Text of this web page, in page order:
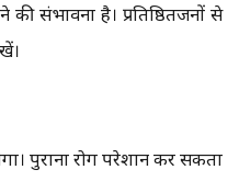
की संभावना है। प्रतिष्ठितजनों से
पुराना रोग परेशान कर सकता